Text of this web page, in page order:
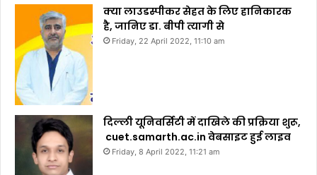
क्या लाउडस्पीकर सेहत के लिए हानिकारक
है, जानिए डा. बीपी त्यागी से
Friday, 22 April 2022, 11:10 am
दिल्ली यूनिवर्सिटी में दाखिले की प्रक्रिया शुरू,
cuet.samarth.ac.in वेबसाइट हुई लाइव
Friday, 8 April 2022, 11:21 am